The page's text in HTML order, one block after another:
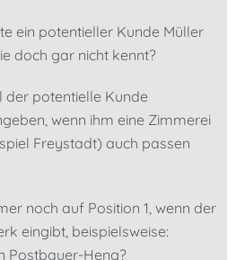
ein potentieller Kunde Müller
doch gar nicht kennt?
der potentielle Kunde
wenn ihm eine Zimmerei
Freystadt) auch passen
noch auf Position 1, wenn der
eingibt, beispielsweise:
Postbauer-Heng?